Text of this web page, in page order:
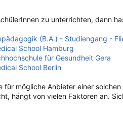
zu unterrichten, dann
(B.A.) - Studiengang -
School Hamburg
für Gesundheit Gera
School Berlin
für mögliche Anbieter einer
hängt von vielen Faktoren an.